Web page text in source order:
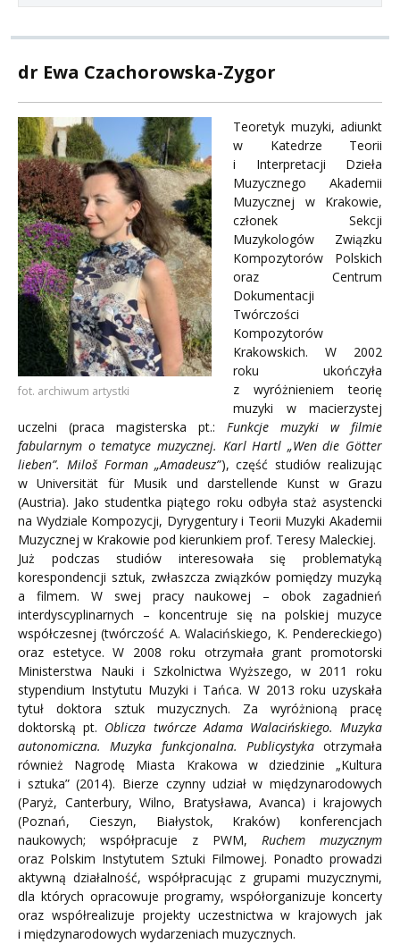
dr Ewa Czachorowska-Zygor
fot. archiwum artystki
Teoretyk muzyki, adiunkt
w Katedrze Teorii
i Interpretacji Dzieła
Muzycznego Akademii
Muzycznej w Krakowie,
członek Sekcji
Muzykologów Związku
Kompozytorów Polskich
oraz Centrum
Dokumentacji
Twórczości
Kompozytorów
Krakowskich. W 2002
roku ukończyła
z wyróżnieniem teorię
muzyki w macierzystej
uczelni (praca magisterska pt.: Funkcje muzyki w filmie
fabularnym o tematyce muzycznej. Karl Hartl „Wen die Götter
lieben”. Miloš Forman „Amadeusz”), część studiów realizując
w Universität für Musik und darstellende Kunst w Grazu
(Austria). Jako studentka piątego roku odbyła staż asystencki
na Wydziale Kompozycji, Dyrygentury i Teorii Muzyki Akademii
Muzycznej w Krakowie pod kierunkiem prof. Teresy Maleckiej.
Już podczas studiów interesowała się problematyką
korespondencji sztuk, zwłaszcza związków pomiędzy muzyką
a filmem. W swej pracy naukowej – obok zagadnień
interdyscyplinarnych – koncentruje się na polskiej muzyce
współczesnej (twórczość A. Walacińskiego, K. Pendereckiego)
oraz estetyce. W 2008 roku otrzymała grant promotorski
Ministerstwa Nauki i Szkolnictwa Wyższego, w 2011 roku
stypendium Instytutu Muzyki i Tańca. W 2013 roku uzyskała
tytuł doktora sztuk muzycznych. Za wyróżnioną pracę
doktorską pt. Oblicza twórcze Adama Walacińskiego. Muzyka
autonomiczna. Muzyka funkcjonalna. Publicystykaotrzymała
również Nagrodę Miasta Krakowa w dziedzinie „Kultura
i sztuka” (2014). Bierze czynny udział w międzynarodowych
(Paryż, Canterbury, Wilno, Bratysława, Avanca) i krajowych
(Poznań, Cieszyn, Białystok, Kraków) konferencjach
naukowych; współpracuje z PWM, Ruchem muzycznym
oraz Polskim Instytutem Sztuki Filmowej. Ponadto prowadzi
aktywną działalność, współpracując z grupami muzycznymi,
dla których opracowuje programy, współorganizuje koncerty
oraz współrealizuje projekty uczestnictwa w krajowych jak
i międzynarodowych wydarzeniach muzycznych.